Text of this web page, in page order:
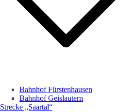
Bahnhof Fürstenhausen
Bahnhof Geislautern
Strecke „Saartal“